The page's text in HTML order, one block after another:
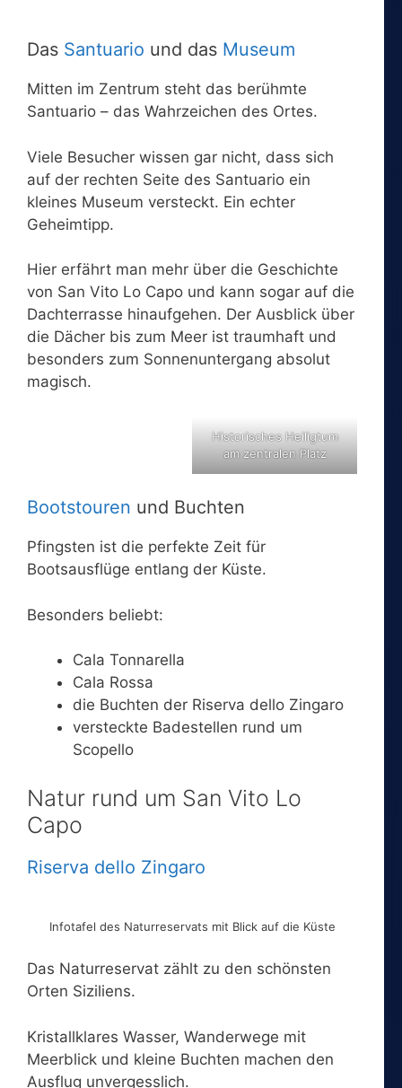
Das Santuario und das Museum
Mitten im Zentrum steht das berühmte
Santuario – das Wahrzeichen des Ortes.
Viele Besucher wissen gar nicht, dass sich
auf der rechten Seite des Santuario ein
kleines Museum versteckt. Ein echter
Geheimtipp.
Hier erfährt man mehr über die Geschichte
von San Vito Lo Capo und kann sogar auf die
Dachterrasse hinaufgehen. Der Ausblick über
die Dächer bis zum Meer ist traumhaft und
besonders zum Sonnenuntergang absolut
magisch.
Historisches Heiligtum
am zentralen Platz
Bootstouren und Buchten
Pfingsten ist die perfekte Zeit für
Bootsausflüge entlang der Küste.
Besonders beliebt:
Cala Tonnarella
Cala Rossa
die Buchten der Riserva dello Zingaro
versteckte Badestellen rund um
Scopello
Natur rund um San Vito Lo
Capo
Riserva dello Zingaro
Infotafel des Naturreservats mit Blick auf die Küste
Das Naturreservat zählt zu den schönsten
Orten Siziliens.
Kristallklares Wasser, Wanderwege mit
Meerblick und kleine Buchten machen den
Ausflug unvergesslich.